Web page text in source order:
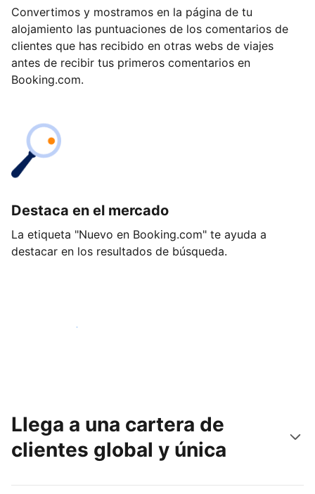
Convertimos y mostramos en la página de tu
alojamiento las puntuaciones de los comentarios de
clientes que has recibido en otras webs de viajes
antes de recibir tus primeros comentarios en
Booking.com.
Destaca en el mercado
La etiqueta "Nuevo en Booking.com" te ayuda a
destacar en los resultados de búsqueda.
Empieza hoy mismo
Llega a una cartera de
clientes global y única